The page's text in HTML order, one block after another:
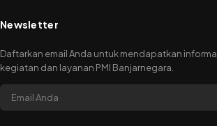
Newsletter
Daftarkan email Anda untuk mendapatkan
kegiatan dan layanan PMI Banjarnegara.